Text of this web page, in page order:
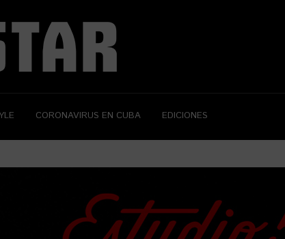
CORONAVIRUS EN CUBA EDICIONES